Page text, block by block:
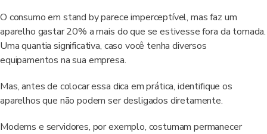
O consumo em stand by parece imperceptível, mas faz um
aparelho gastar 20% a mais do que se estivesse fora da tomada.
Uma quantia significativa, caso você tenha diversos
equipamentos na sua empresa.
Mas, antes de colocar essa dica em prática, identifique os
aparelhos que não podem ser desligados diretamente.
Modems e servidores, por exemplo, costumam permanecer